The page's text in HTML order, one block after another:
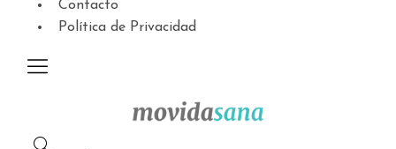
Contacto
Política de Privacidad